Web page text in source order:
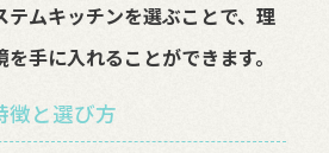
テムキッチンを選ぶことで、理
手に入れることができます。
徴と選び方